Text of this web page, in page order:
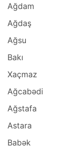
Ağdam
Ağdaş
Ağsu
Bakı
Xaçmaz
Ağcabədi
Ağstafa
Astara
Babək